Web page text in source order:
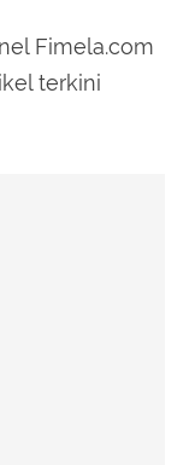
Fimela.com
terkini